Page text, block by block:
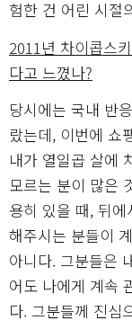
험한 건 어린 시절
2011년 차이콥스
다고 느꼈나?
당시에는 국내 반
랐는데, 이번에 쇼
내가 열일곱 살에
모르는 분이 많은
용히 있을 때, 뒤
해주시는 분들이
아니다. 그분들은
어도 나에게 계속
다. 그분들께 진심